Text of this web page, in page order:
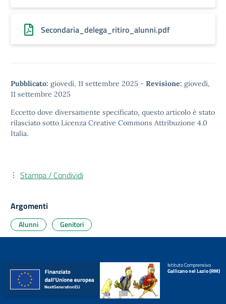
Secondaria_delega_ritiro_alunni.pdf
Pubblicato: giovedì, 11 settembre 2025 - Revisione: giovedì,
11 settembre 2025
Eccetto dove diversamente specificato, questo articolo è stato
rilasciato sotto Licenza Creative Commons Attribuzione 4.0
Italia.
Stampa / Condividi
Argomenti
Alunni Genitori
Istituto Comprensivo
Gallicano nel Lazio (RM)